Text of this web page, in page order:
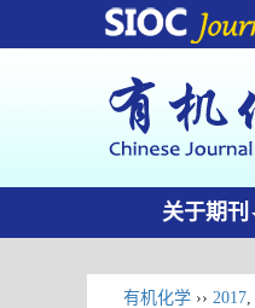
关于期刊
有机化学 ›› 2017,